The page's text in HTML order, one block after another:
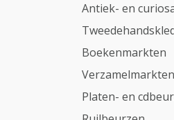
Antiek- en
Boekenmarkten
Verzamelmarkten
Platen- en